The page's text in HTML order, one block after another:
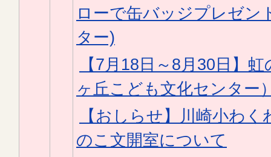
ローで缶バッジプレゼン
ター)
【7月18日～8月30日】
ヶ丘こども文化センター
【おしらせ】川崎小わ
のこ文開室について